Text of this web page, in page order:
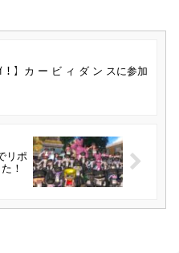
ｲ！】カ ー ビ ィ ダ ン スに参加
リポ
！